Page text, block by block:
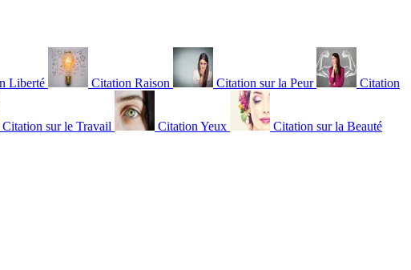
Liberté Citation Raison Citation sur la Peur Citation
Citation sur le Travail Citation Yeux Citation sur la Beauté